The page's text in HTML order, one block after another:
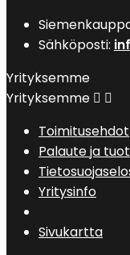
Sähköposti:
Yrityksemme
Yrityksemme  
Toimitusehdot
Palaute ja
Yritysinfo
Sivukartta